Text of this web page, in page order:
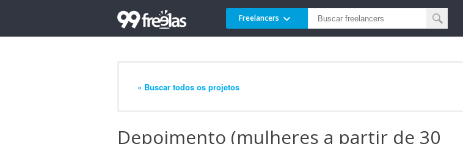
Freelancers
« Buscar todos os projetos
Depoimento (mulheres a partir de 30